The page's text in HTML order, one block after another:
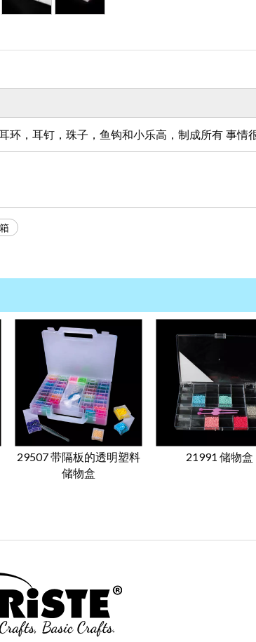
环，耳钉，珠子，鱼钩和小乐高，制成所有 事情
29507 带隔板的透明塑料
储物盒
21991 储物盒